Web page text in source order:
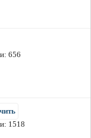
656
1518